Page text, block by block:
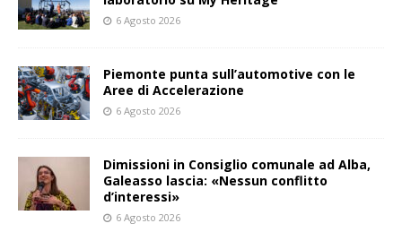
6 Agosto 2026
Piemonte punta sull’automotive con le
Aree di Accelerazione
6 Agosto 2026
Dimissioni in Consiglio comunale ad Alba,
Galeasso lascia: «Nessun conflitto
d’interessi»
6 Agosto 2026